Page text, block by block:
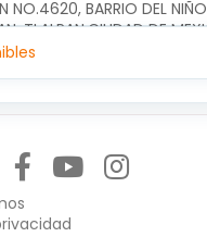
NO.4620, BARRIO DEL
TLALPAN,CIUDAD DE